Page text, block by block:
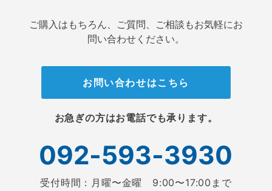
ご購入はもちろん、ご質問、ご相談もお気軽にお
問い合わせください。
お問い合わせはこちら
お急ぎの方はお電話でも承ります。
092-593-3930
受付時間：月曜〜金曜 9:00〜17:00まで